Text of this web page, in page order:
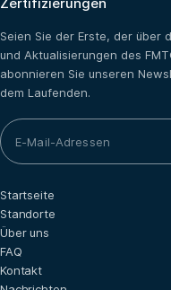
Seien Sie der Erste, der über
und Aktualisierungen des
abonnieren Sie unseren
dem Laufenden.
Startseite
Standorte
Über uns
FAQ
Kontakt